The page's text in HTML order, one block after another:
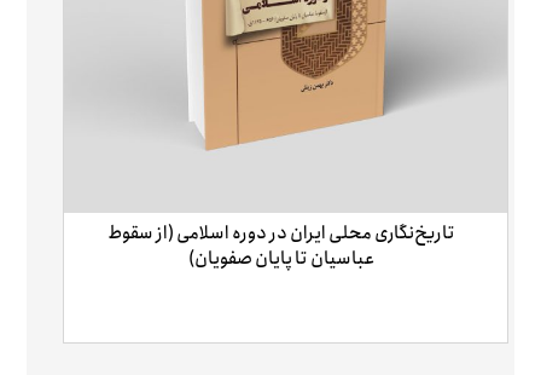
تاریخ‌نگاری محلی ایران در دوره اسلامی (از سقوط
عباسیان تا پایان صفویان)